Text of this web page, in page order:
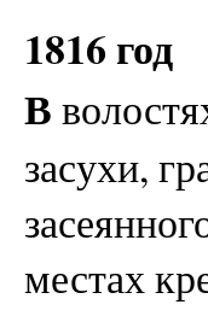
1816 год
В
засухи,
местах